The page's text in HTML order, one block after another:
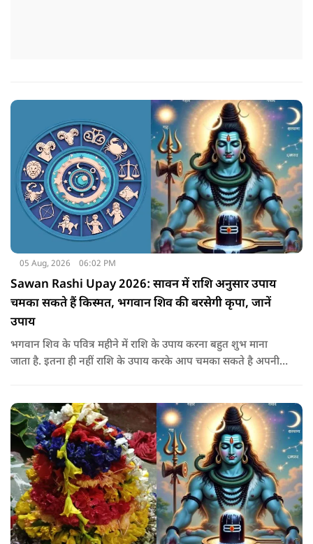
05 Aug, 2026 06:02 PM
Sawan Rashi Upay 2026: सावन में राशि अनुसार उपाय
चमका सकते हैं किस्मत, भगवान शिव की बरसेगी कृपा, जानें
उपाय
भगवान शिव के पवित्र महीने में राशि के उपाय करना बहुत शुभ माना
जाता है. इतना ही नहीं राशि के उपाय करके आप चमका सकते है अपनी